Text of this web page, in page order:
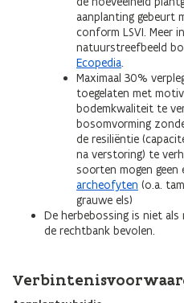
aanplanting gebeurt
conform LSVI. Meer
natuurstreefbeeld
Ecopedia.
Maximaal 30%
toegelaten met
bodemkwaliteit te
bosomvorming
de resiliëntie
na verstoring) te
soorten mogen geen
archeofyten (o.a.
grauwe els)
De herbebossing is niet
de rechtbank bevolen.